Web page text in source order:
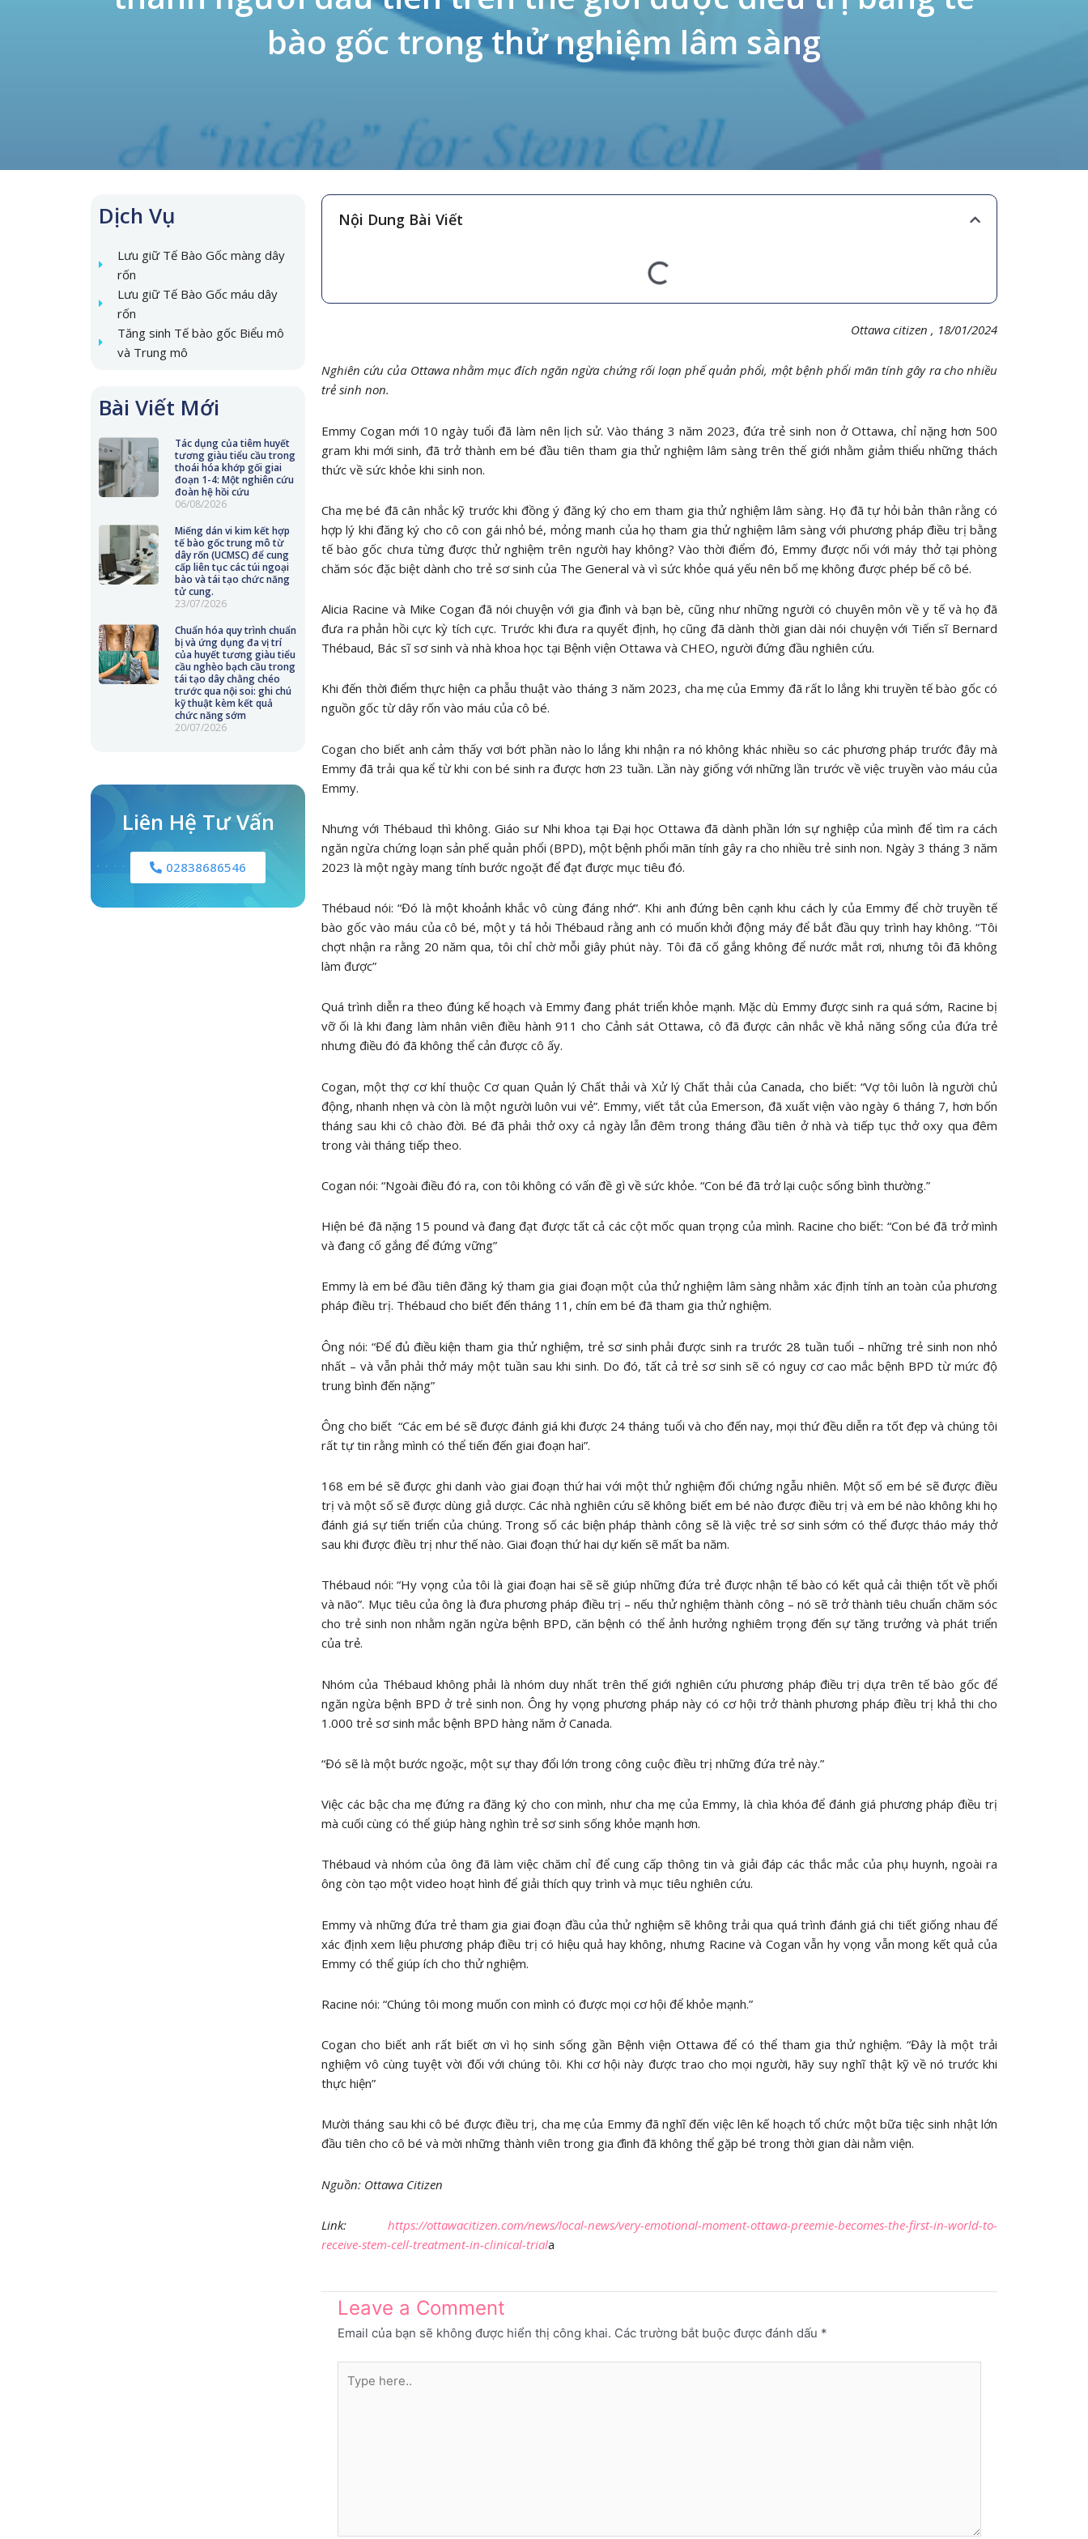
bào gốc trong thử nghiệm lâm sàng
Dịch Vụ
Lưu giữ Tế Bào Gốc màng dây
rốn
Lưu giữ Tế Bào Gốc máu dây
rốn
Tăng sinh Tế bào gốc Biểu mô
và Trung mô
Bài Viết Mới
Tác dụng của tiêm huyết
tương giàu tiểu cầu trong
thoái hóa khớp gối giai
đoạn 1-4: Một nghiên cứu
đoàn hệ hồi cứu
06/08/2026
Miếng dán vi kim kết hợp
tế bào gốc trung mô từ
dây rốn (UCMSC) để cung
cấp liên tục các túi ngoại
bào và tái tạo chức năng
tử cung.
23/07/2026
Chuẩn hóa quy trình chuẩn
bị và ứng dụng đa vị trí
của huyết tương giàu tiểu
cầu nghèo bạch cầu trong
tái tạo dây chằng chéo
trước qua nội soi: ghi chú
kỹ thuật kèm kết quả
chức năng sớm
20/07/2026
Liên Hệ Tư Vấn
02838686546
Nội Dung Bài Viết
Ottawa citizen , 18/01/2024
Nghiên cứu của Ottawa nhằm mục đích ngăn ngừa chứng rối loạn phế quản phổi, một bệnh phổi mãn tính gây ra cho nhiều
trẻ sinh non.
Emmy Cogan mới 10 ngày tuổi đã làm nên lịch sử. Vào tháng 3 năm 2023, đứa trẻ sinh non ở Ottawa, chỉ nặng hơn 500
gram khi mới sinh, đã trở thành em bé đầu tiên tham gia thử nghiệm lâm sàng trên thế giới nhằm giảm thiểu những thách
thức về sức khỏe khi sinh non.
Cha mẹ bé đã cân nhắc kỹ trước khi đồng ý đăng ký cho em tham gia thử nghiệm lâm sàng. Họ đã tự hỏi bản thân rằng có
hợp lý khi đăng ký cho cô con gái nhỏ bé, mỏng manh của họ tham gia thử nghiệm lâm sàng với phương pháp điều trị bằng
tế bào gốc chưa từng được thử nghiệm trên người hay không? Vào thời điểm đó, Emmy được nối với máy thở tại phòng
chăm sóc đặc biệt dành cho trẻ sơ sinh của The General và vì sức khỏe quá yếu nên bố mẹ không được phép bế cô bé.
Alicia Racine và Mike Cogan đã nói chuyện với gia đình và bạn bè, cũng như những người có chuyên môn về y tế và họ đã
đưa ra phản hồi cực kỳ tích cực. Trước khi đưa ra quyết định, họ cũng đã dành thời gian dài nói chuyện với Tiến sĩ Bernard
Thébaud, Bác sĩ sơ sinh và nhà khoa học tại Bệnh viện Ottawa và CHEO, người đứng đầu nghiên cứu.
Khi đến thời điểm thực hiện ca phẫu thuật vào tháng 3 năm 2023, cha mẹ của Emmy đã rất lo lắng khi truyền tế bào gốc có
nguồn gốc từ dây rốn vào máu của cô bé.
Cogan cho biết anh cảm thấy vơi bớt phần nào lo lắng khi nhận ra nó không khác nhiều so các phương pháp trước đây mà
Emmy đã trải qua kể từ khi con bé sinh ra được hơn 23 tuần. Lần này giống với những lần trước về việc truyền vào máu của
Emmy.
Nhưng với Thébaud thì không. Giáo sư Nhi khoa tại Đại học Ottawa đã dành phần lớn sự nghiệp của mình để tìm ra cách
ngăn ngừa chứng loạn sản phế quản phổi (BPD), một bệnh phổi mãn tính gây ra cho nhiều trẻ sinh non. Ngày 3 tháng 3 năm
2023 là một ngày mang tính bước ngoặt để đạt được mục tiêu đó.
Thébaud nói: “Đó là một khoảnh khắc vô cùng đáng nhớ”. Khi anh đứng bên cạnh khu cách ly của Emmy để chờ truyền tế
bào gốc vào máu của cô bé, một y tá hỏi Thébaud rằng anh có muốn khởi động máy để bắt đầu quy trình hay không. “Tôi
chợt nhận ra rằng 20 năm qua, tôi chỉ chờ mỗi giây phút này. Tôi đã cố gắng không để nước mắt rơi, nhưng tôi đã không
làm được”
Quá trình diễn ra theo đúng kế hoạch và Emmy đang phát triển khỏe mạnh. Mặc dù Emmy được sinh ra quá sớm, Racine bị
vỡ ối là khi đang làm nhân viên điều hành 911 cho Cảnh sát Ottawa, cô đã được cân nhắc về khả năng sống của đứa trẻ
nhưng điều đó đã không thể cản được cô ấy.
Cogan, một thợ cơ khí thuộc Cơ quan Quản lý Chất thải và Xử lý Chất thải của Canada, cho biết: “Vợ tôi luôn là người chủ
động, nhanh nhẹn và còn là một người luôn vui vẻ”. Emmy, viết tắt của Emerson, đã xuất viện vào ngày 6 tháng 7, hơn bốn
tháng sau khi cô chào đời. Bé đã phải thở oxy cả ngày lẫn đêm trong tháng đầu tiên ở nhà và tiếp tục thở oxy qua đêm
trong vài tháng tiếp theo.
Cogan nói: “Ngoài điều đó ra, con tôi không có vấn đề gì về sức khỏe. “Con bé đã trở lại cuộc sống bình thường.”
Hiện bé đã nặng 15 pound và đang đạt được tất cả các cột mốc quan trọng của mình. Racine cho biết: “Con bé đã trở mình
và đang cố gắng để đứng vững”
Emmy là em bé đầu tiên đăng ký tham gia giai đoạn một của thử nghiệm lâm sàng nhằm xác định tính an toàn của phương
pháp điều trị. Thébaud cho biết đến tháng 11, chín em bé đã tham gia thử nghiệm.
Ông nói: “Để đủ điều kiện tham gia thử nghiệm, trẻ sơ sinh phải được sinh ra trước 28 tuần tuổi – những trẻ sinh non nhỏ
nhất – và vẫn phải thở máy một tuần sau khi sinh. Do đó, tất cả trẻ sơ sinh sẽ có nguy cơ cao mắc bệnh BPD từ mức độ
trung bình đến nặng”
Ông cho biết “Các em bé sẽ được đánh giá khi được 24 tháng tuổi và cho đến nay, mọi thứ đều diễn ra tốt đẹp và chúng tôi
rất tự tin rằng mình có thể tiến đến giai đoạn hai”.
168 em bé sẽ được ghi danh vào giai đoạn thứ hai với một thử nghiệm đối chứng ngẫu nhiên. Một số em bé sẽ được điều
trị và một số sẽ được dùng giả dược. Các nhà nghiên cứu sẽ không biết em bé nào được điều trị và em bé nào không khi họ
đánh giá sự tiến triển của chúng. Trong số các biện pháp thành công sẽ là việc trẻ sơ sinh sớm có thể được tháo máy thở
sau khi được điều trị như thế nào. Giai đoạn thứ hai dự kiến ​​sẽ mất ba năm.
Thébaud nói: “Hy vọng của tôi là giai đoạn hai sẽ sẽ giúp những đứa trẻ được nhận tế bào có kết quả cải thiện tốt về phổi
và não”. Mục tiêu của ông là đưa phương pháp điều trị – nếu thử nghiệm thành công – nó sẽ trở thành tiêu chuẩn chăm sóc
cho trẻ sinh non nhằm ngăn ngừa bệnh BPD, căn bệnh có thể ảnh hưởng nghiêm trọng đến sự tăng trưởng và phát triển
của trẻ.
Nhóm của Thébaud không phải là nhóm duy nhất trên thế giới nghiên cứu phương pháp điều trị dựa trên tế bào gốc để
ngăn ngừa bệnh BPD ở trẻ sinh non. Ông hy vọng phương pháp này có cơ hội trở thành phương pháp điều trị khả thi cho
1.000 trẻ sơ sinh mắc bệnh BPD hàng năm ở Canada.
“Đó sẽ là một bước ngoặc, một sự thay đổi lớn trong công cuộc điều trị những đứa trẻ này.”
Việc các bậc cha mẹ đứng ra đăng ký cho con mình, như cha mẹ của Emmy, là chìa khóa để đánh giá phương pháp điều trị
mà cuối cùng có thể giúp hàng nghìn trẻ sơ sinh sống khỏe mạnh hơn.
Thébaud và nhóm của ông đã làm việc chăm chỉ để cung cấp thông tin và giải đáp các thắc mắc của phụ huynh, ngoài ra
ông còn tạo một video hoạt hình để giải thích quy trình và mục tiêu nghiên cứu.
Emmy và những đứa trẻ tham gia giai đoạn đầu của thử nghiệm sẽ không trải qua quá trình đánh giá chi tiết giống nhau để
xác định xem liệu phương pháp điều trị có hiệu quả hay không, nhưng Racine và Cogan vẫn hy vọng vẫn mong kết quả của
Emmy có thể giúp ích cho thử nghiệm.
Racine nói: “Chúng tôi mong muốn con mình có được mọi cơ hội để khỏe mạnh.”
Cogan cho biết anh rất biết ơn vì họ sinh sống gần Bệnh viện Ottawa để có thể tham gia thử nghiệm. “Đây là một trải
nghiệm vô cùng tuyệt vời đối với chúng tôi. Khi cơ hội này được trao cho mọi người, hãy suy nghĩ thật kỹ về nó trước khi
thực hiện”
Mười tháng sau khi cô bé được điều trị, cha mẹ của Emmy đã nghĩ đến việc lên kế hoạch tổ chức một bữa tiệc sinh nhật lớn
đầu tiên cho cô bé và mời những thành viên trong gia đình đã không thể gặp bé trong thời gian dài nằm viện.
Nguồn: Ottawa Citizen
Link:
https://ottawacitizen.com/news/local-news/very-emotional-moment-ottawa-preemie-becomes-the-first-in-world-to-
receive-stem-cell-treatment-in-clinical-triala
Leave a Comment
Email của bạn sẽ không được hiển thị công khai. Các trường bắt buộc được đánh dấu *
here..